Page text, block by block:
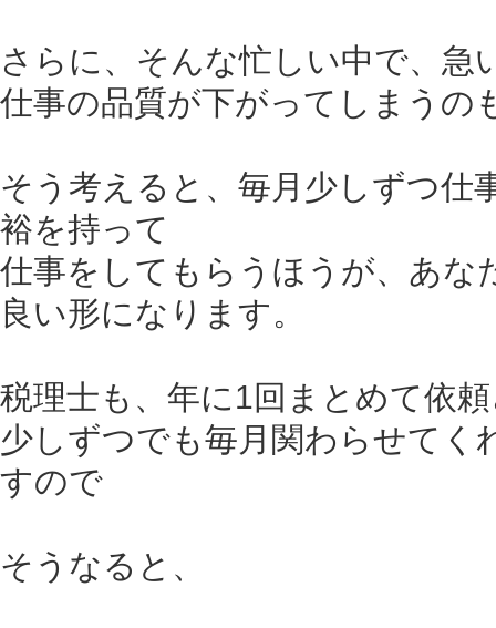
さらに、そんな忙しい中で、急
仕事の品質が下がってしまうの
そう考えると、毎月少しずつ仕
裕を持って
仕事をしてもらうほうが、あな
良い形になります。
税理士も、年に1回まとめて依
少しずつでも毎月関わらせてく
すので
そうなると、